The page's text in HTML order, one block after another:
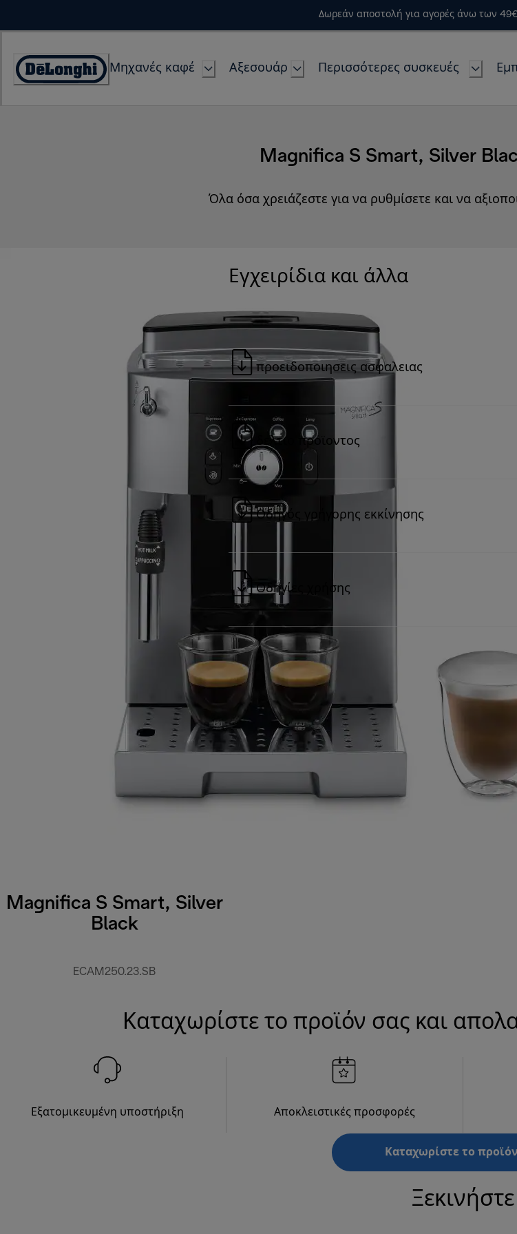
Δωρεάν αποστολή για αγορές άνω των
Accessibility
Μηχανές καφέ Αξεσουάρ Περισσότερες συσκευές
Magnifica S Smart, Silver
Όλα όσα χρειάζεστε για να ρυθμίσετε και να
Magnifica S Smart, Silver
Black
ECAM250.23.SB
Εγχειρίδια και άλλα
προειδοποιησεις ασφαλειας
δελτιο προϊοντος
Οδηγός γρήγορης εκκίνησης
Οδηγίες χρήσης
Καταχωρίστε το προϊόν σας και
Εξατομικευμένη υποστήριξη Αποκλειστικές προσφορές
Καταχωρίστε το
Ξεκινήστε